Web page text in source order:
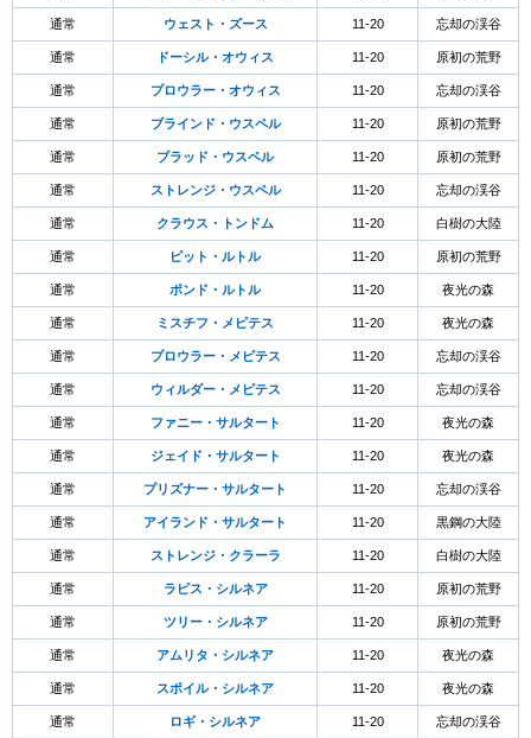
通常 ウェスト・ズース 11-20 忘却の渓谷
通常 ドーシル・オウィス 11-20 原初の荒野
通常 プロウラー・オウィス 11-20 忘却の渓谷
通常 ブラインド・ウスペル 11-20 原初の荒野
通常 ブラッド・ウスペル 11-20 原初の荒野
通常 ストレンジ・ウスペル 11-20 忘却の渓谷
通常 クラウス・トンドム 11-20 白樹の大陸
通常 ピット・ルトル 11-20 原初の荒野
通常 ポンド・ルトル 11-20 夜光の森
通常 ミスチフ・メピテス 11-20 夜光の森
通常 プロウラー・メピテス 11-20 忘却の渓谷
通常 ウィルダー・メピテス 11-20 忘却の渓谷
通常 ファニー・サルタート 11-20 夜光の森
通常 ジェイド・サルタート 11-20 夜光の森
通常 プリズナー・サルタート 11-20 忘却の渓谷
通常 アイランド・サルタート 11-20 黒鋼の大陸
通常 ストレンジ・クラーラ 11-20 白樹の大陸
通常 ラピス・シルネア 11-20 原初の荒野
通常 ツリー・シルネア 11-20 原初の荒野
通常 アムリタ・シルネア 11-20 夜光の森
通常 スポイル・シルネア 11-20 夜光の森
通常 ロギ・シルネア 11-20 忘却の渓谷